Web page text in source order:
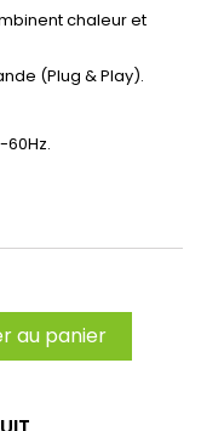
chaleur et
(Plug & Play).
au panier